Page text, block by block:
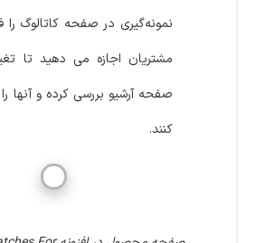
نمونه‌گیری در صفحه کاتالوگ را
مشتریان اجازه می دهید تا
صفحه آرشیو بررسی کرده و آنها
کنند.